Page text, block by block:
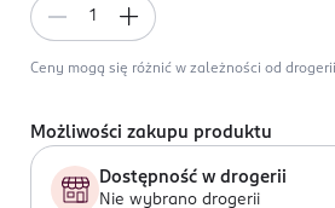
Ceny mogą się różnić w zależności od
Możliwości zakupu produktu
Dostępność w drogerii
Nie wybrano drogerii